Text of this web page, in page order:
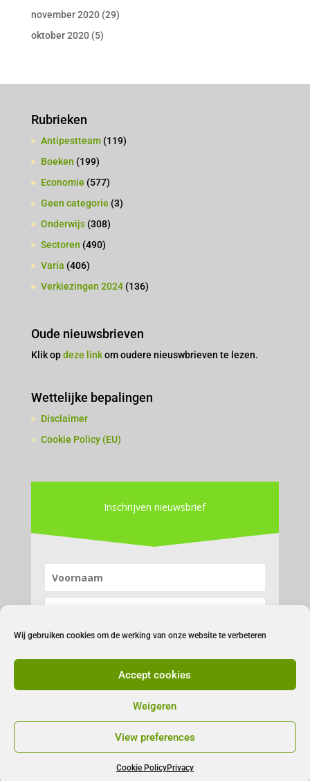
Wij gebruiken cookies om de werking van onze website te verbeteren
Accept cookies
Weigeren
View preferences
Cookie PolicyPrivacy
november 2020(29)
oktober 2020(5)
Rubrieken
Antipestteam(119)
Boeken (199)
Economie (577)
Geen categorie (3)
Onderwijs(308)
Sectoren (490)
Varia (406)
Verkiezingen 2024(136)
Oude nieuwsbrieven
Klik opdeze linkom oudere nieuswbrieven te lezen.
Wettelijke bepalingen
Disclaimer
Cookie Policy (EU)
Inschrijven nieuwsbrief
Inschrijven